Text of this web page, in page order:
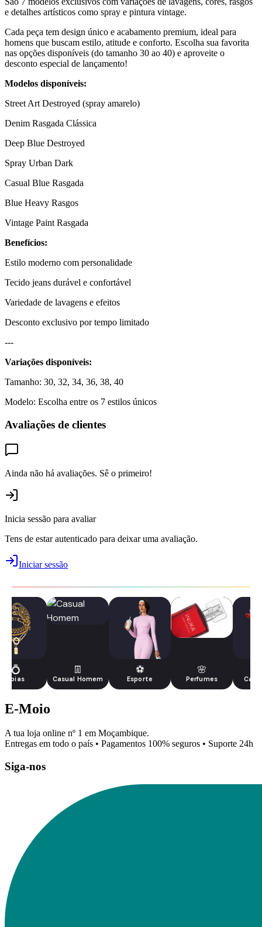
e detalhes artísticos como spray e pintura vintage.
Cada peça tem design único e acabamento premium, ideal para
homens que buscam estilo, atitude e conforto. Escolha sua favorita
nas opções disponíveis (do tamanho 30 ao 40) e aproveite o
desconto especial de lançamento!
Modelos disponíveis:
Street Art Destroyed (spray amarelo)
Denim Rasgada Clássica
Deep Blue Destroyed
Spray Urban Dark
Casual Blue Rasgada
Blue Heavy Rasgos
Vintage Paint Rasgada
Benefícios:
Estilo moderno com personalidade
Tecido jeans durável e confortável
Variedade de lavagens e efeitos
Desconto exclusivo por tempo limitado
---
Variações disponíveis:
Tamanho: 30, 32, 34, 36, 38, 40
Modelo: Escolha entre os 7 estilos únicos
Avaliações de clientes
Ainda não há avaliações. Sê o primeiro!
Inicia sessão para avaliar
Tens de estar autenticado para deixar uma avaliação.
Iniciar sessão
💍
Joias
👖
Casual Homem
⚽
Esporte
🌸
Perfumes
E-Moio
A tua loja online nº 1 em Moçambique.
Entregas em todo o país • Pagamentos 100% seguros • Suporte 24h
Siga-nos